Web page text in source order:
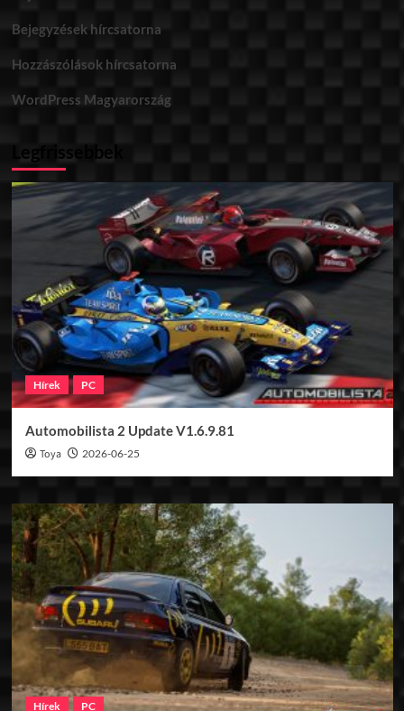
Bejegyzések hírcsatorna
Hozzászólások hírcsatorna
WordPress Magyarország
Legfrissebbek
Hírek PC
Automobilista 2 Update V1.6.9.81
Toya 2026-06-25
Hírek PC